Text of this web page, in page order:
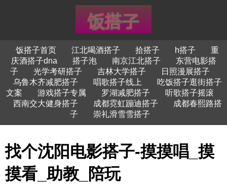
饭搭子首页 江北喝酒搭子 拾搭子 h搭子
重
庆酒搭子dna
搭子泡 南京江北搭子
东营电影搭
子
光学考研搭子 吉林大学搭子
日照漫展搭子
乌鲁木齐减肥搭子
唱歌搭子线上
吃饭搭子逛街搭子
文案
游戏搭子专属 罗湖减肥搭子
听歌搭子摇滚
西南交大健身搭子
成都霓虹蹦迪搭子
成都春熙路搭
子
崇礼滑雪雪搭子
找个沈阳电影搭子-摸摸唱_摸
摸看_助教_陪玩